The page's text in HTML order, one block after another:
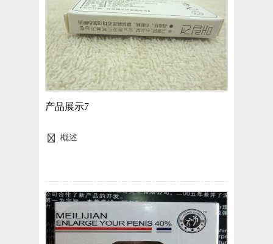
产品展示7
概述